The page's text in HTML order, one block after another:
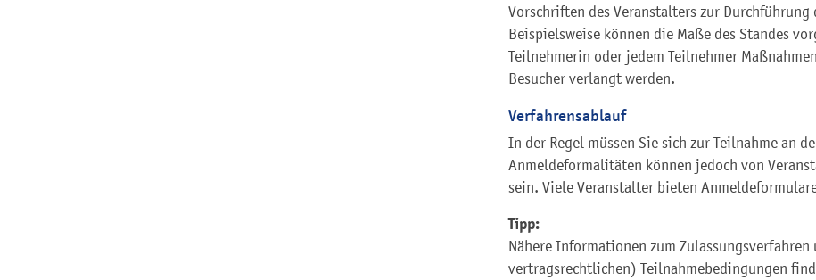
Vorschriften des Veranstalters zur
Beispielsweise können die Maße des Standes
Teilnehmerin oder jedem Teilnehmer
Besucher verlangt werden.
Verfahrensablauf
In der Regel müssen Sie sich zur Teilnahme an
Anmeldeformalitäten können jedoch von
sein. Viele Veranstalter bieten
Tipp:
Nähere Informationen zum
vertragsrechtlichen) Teilnahmebedingungen